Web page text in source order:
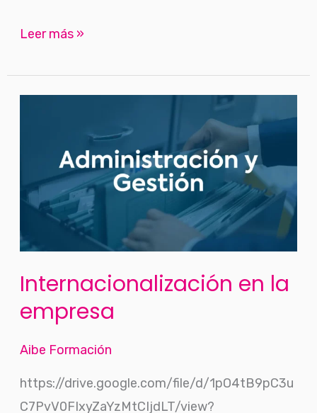
Leer más »
Internacionalización en la
empresa
Aibe Formación
https://drive.google.com/file/d/1pO4tB9pC3u
C7PvV0FIxyZaYzMtCIjdLT/view?
empresa